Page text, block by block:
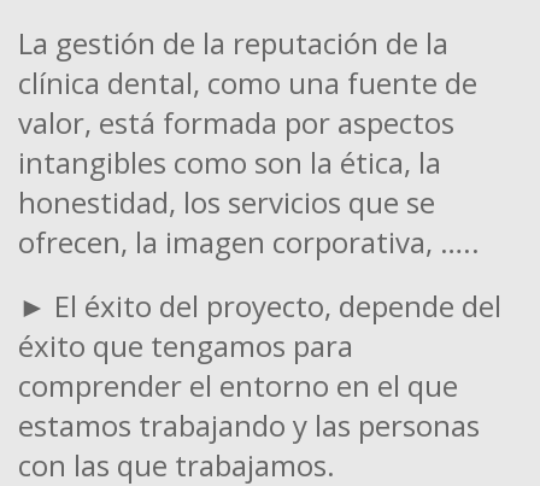
La gestión de la reputación de la
clínica dental, como una fuente de
valor, está formada por aspectos
intangibles como son la ética, la
honestidad, los servicios que se
ofrecen, la imagen corporativa, …..
► El éxito del proyecto, depende del
éxito que tengamos para
comprender el entorno en el que
estamos trabajando y las personas
con las que trabajamos.